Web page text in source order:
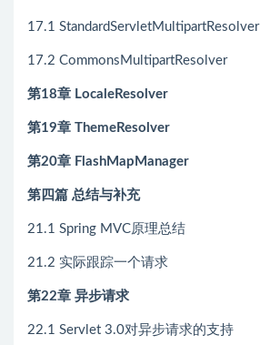
17.1 StandardServletMultipartResolver
17.2 CommonsMultipartResolver
第18章 LocaleResolver
第19章 ThemeResolver
第20章 FlashMapManager
第四篇 总结与补充
21.1 Spring MVC原理总结
21.2 实际跟踪一个请求
第22章 异步请求
22.1 Servlet 3.0对异步请求的支持